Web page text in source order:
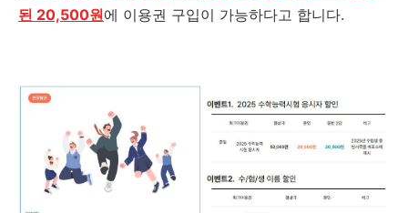
된 20,500원에 이용권 구입이 가능하다고 합니다.